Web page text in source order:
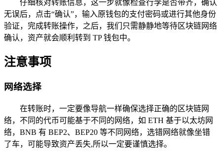
仔细核对转账信息，这一步就像检查行李是否带齐，确认
无误后，点击“确认”，输入原钱包的支付密码或进行其他身份
验证，完成转账操作，之后，我们只需静静地等待区块链网络
确认，资产就会顺利转到 TP 钱包中。
注意事项
网络选择
在转账时，一定要像导航一样确保选择正确的区块链网
络，不同的代币可能基于不同的网络，如 ETH 基于以太坊网
络，BNB 有 BEP2、BEP20 等不同网络，选错网络就像坐错
了车，可能导致资产丢失,所以一定要谨慎选择。